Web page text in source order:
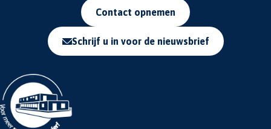
Contact opnemen
Schrijf u in voor de nieuwsbrief